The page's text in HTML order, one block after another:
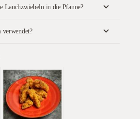
Lauchzwiebeln in die Pfanne?
verwendet?